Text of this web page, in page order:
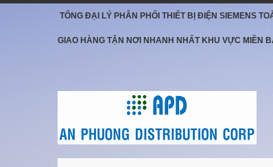
TỔNG ĐẠI LÝ PHÂN PHỐI THIẾT BỊ ĐIỆN SIEMENS
GIAO HÀNG TẬN NƠI NHANH NHẤT KHU VỰC MIỀN